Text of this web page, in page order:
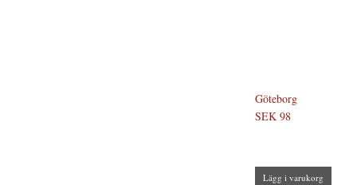
Göteborg
SEK 98
Lägg i varukorg